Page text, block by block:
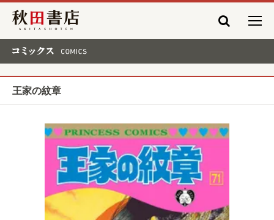
秋田書店
王家の紋章